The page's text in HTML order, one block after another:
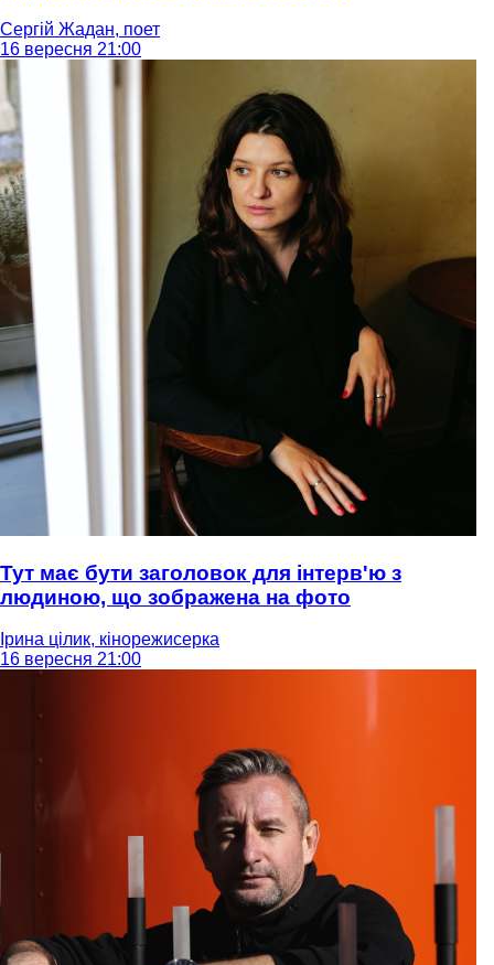
Сергій Жадан, поет
16 вересня 21:00
Тут має бути заголовок для інтерв'ю з
людиною, що зображена на фото
Ірина цілик, кінорежисерка
16 вересня 21:00